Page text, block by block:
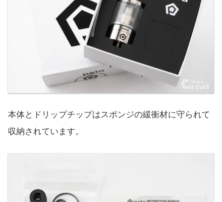
本体とドリップチップはスポンジの緩衝材に守られて
収納されています。